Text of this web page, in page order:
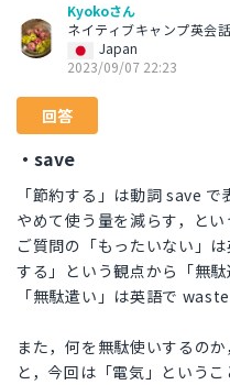
Kyokoさん
ネイティブキャンプ英会
Japan
2023/09/07 22:23
回答
・save
「節約する」は動詞 save
やめて使う量を減らす，とい
ご質問の「もったいない」
する」という観点から「無駄
「無駄遣い」は英語で waste
また，何を無駄使いするの
と，今回は「電気」という